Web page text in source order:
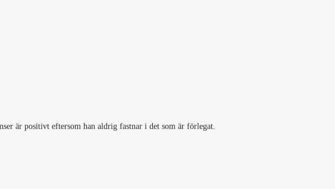
är positivt eftersom han aldrig fastnar i det som är förlegat.